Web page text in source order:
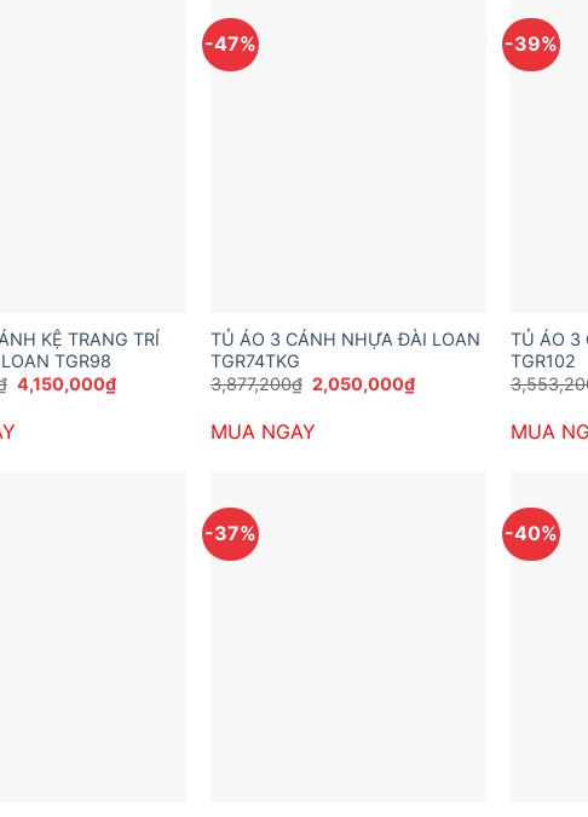
KỆ TRANG TRÍ
TGR98
Giá
gốc
4,150,000₫Giá
-47%
TỦ ÁO 3 CÁNH NHỰA ĐÀI LOAN
TGR74TKG
3,877,200₫ Giá
gốc
3,877,200₫.
2,050,000₫Giá
MUA NGAY
-39%
TỦ ÁO 3
TGR102
MUA
-37% -40%